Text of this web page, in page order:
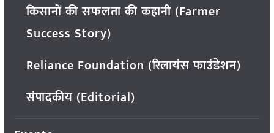
किसानों की सफलता की कहानी (Farmer
Success Story)
Reliance Foundation (रिलायंस फाउंडेशन)
संपादकीय (Editorial)